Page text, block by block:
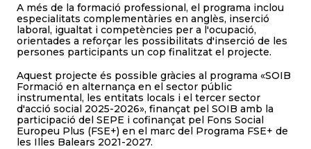
A més de la formació professional, el programa inclou
especialitats complementàries en anglès, inserció
laboral, igualtat i competències per a l'ocupació,
orientades a reforçar les possibilitats d'inserció de les
persones participants un cop finalitzat el projecte.
Aquest projecte és possible gràcies al programa «SOIB
Formació en alternança en el sector públic
instrumental, les entitats locals i el tercer sector
d'acció social 2025-2026», finançat pel SOIB amb la
participació del SEPE i cofinançat pel Fons Social
Europeu Plus (FSE+) en el marc del Programa FSE+ de
les Illes Balears 2021-2027.